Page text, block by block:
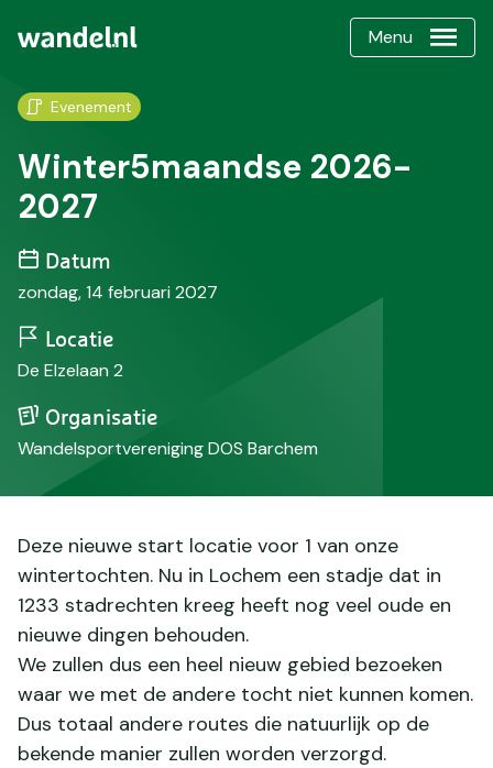
Menu
Evenement
Winter5maandse 2026-
2027
Datum
zondag, 14 februari 2027
Locatie
De Elzelaan 2
Organisatie
Wandelsportvereniging DOS Barchem
Deze nieuwe start locatie voor 1 van onze
wintertochten. Nu in Lochem een stadje dat in
1233 stadrechten kreeg heeft nog veel oude en
nieuwe dingen behouden.
We zullen dus een heel nieuw gebied bezoeken
waar we met de andere tocht niet kunnen komen.
Dus totaal andere routes die natuurlijk op de
bekende manier zullen worden verzorgd.